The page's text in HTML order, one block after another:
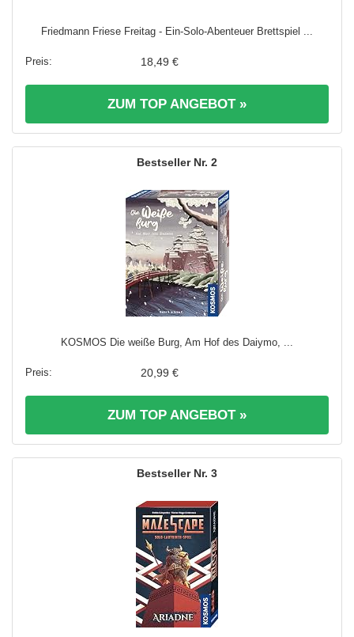
Friedmann Friese Freitag - Ein-Solo-Abenteuer Brettspiel ...
18,49 €
ZUM TOP ANGEBOT »
2
KOSMOS Die weiße Burg, Am Hof des Daiymo, ...
20,99 €
ZUM TOP ANGEBOT »
3